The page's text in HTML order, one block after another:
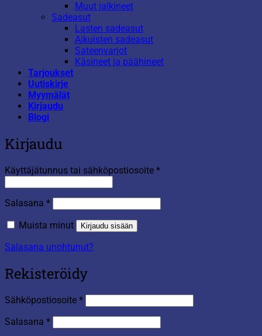
Muut jalkineet
Sadeasut
Lasten sadeasut
Aikuisten sadeasut
Sateenvarjot
Käsineet ja päähineet
Tarjoukset
Uutiskirje
Myymälät
Kirjaudu
Blogi
Kirjaudu
Käyttäjätunnus tai sähköpostiosoite *Vaaditaan
Salasana *Vaaditaan
Muista minut Kirjaudu sisään
Salasana unohtunut?
Rekisteröidy
Sähköpostiosoite *Vaaditaan
Salasana *Vaaditaan